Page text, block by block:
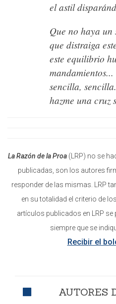
el astil
Que no haya un
que distraiga
este equilibrio
mandamientos...
sencilla,
hazme una cruz
La Razón de la Proa(LRP) no se
publicadas, son los autores
responder de las mismas. LRP
en su totalidad el criterio de
artículos publicados en LRP
siempre que se
Recibir el
AUTORES